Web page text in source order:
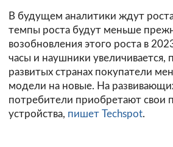
В будущем аналитики ждут
темпы роста будут меньше
возобновления этого роста в
часы и наушники увеличивается,
развитых странах покупатели
модели на новые. На
потребители приобретают свои
устройства, пишет Techspot.